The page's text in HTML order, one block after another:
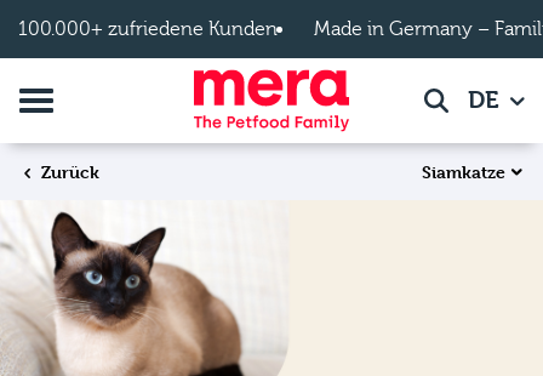
100.000+ zufriedene Kunden Made in Germany –
Navigation umschalten SucheDE
Zurück Siamkatze